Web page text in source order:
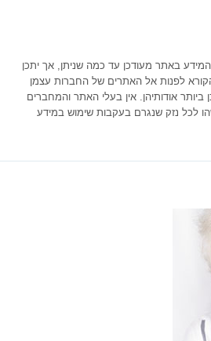
באתר מעודכן עד כמה שניתן, אך יתכן
לפנות אל האתרים של החברות עצמן
אודותיהן. אין בעלי האתר והמחברים
לכל נזק שנגרם בעקבות שימוש במידע